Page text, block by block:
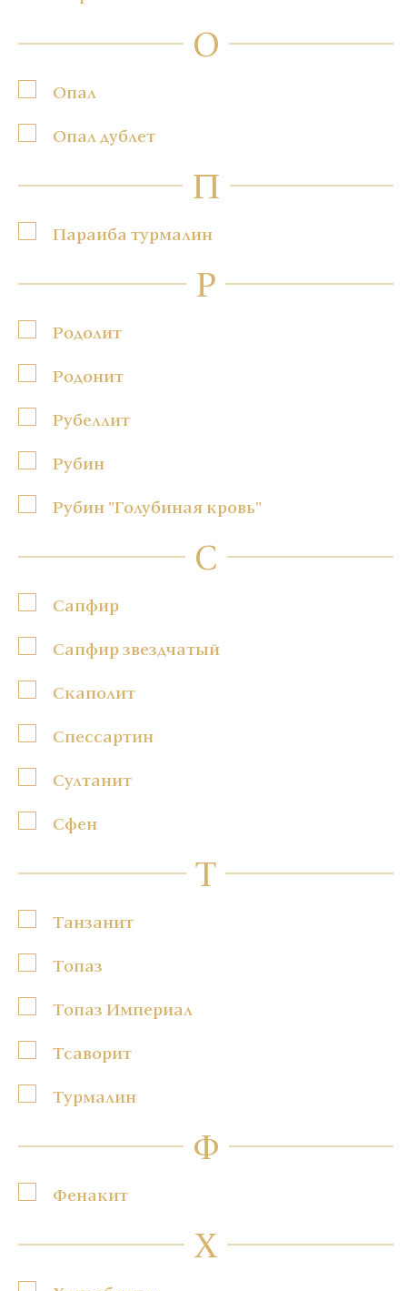
О
Опал
Опал дублет
П
Параиба турмалин
Р
Родолит
Родонит
Рубеллит
Рубин
Рубин "Голубиная кровь"
С
Сапфир
Сапфир звездчатый
Скаполит
Спессартин
Султанит
Сфен
Т
Танзанит
Топаз
Топаз Империал
Тсаворит
Турмалин
Ф
Фенакит
Х